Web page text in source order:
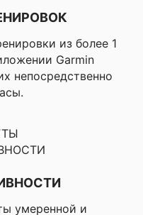
Ваш уровень
назначает
цель),
▸Потраченные
▸Подсчет
▸Пройдена
интенсивности,
▸Move IQ,
Garmin
APP
тренировки,
из более 1
Garmin
непосредственно
умеренной и